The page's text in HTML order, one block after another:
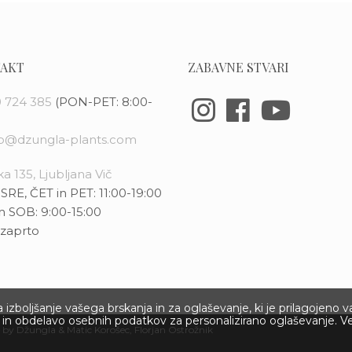
vašega brskanja in za oglaševanje, ki je prilagojeno
obdelavo osebnih podatkov za personalizirano oglaševanje.
724 385 (PON-PET: 8:00-
plants.com
135, Ljubljana Vič
ČET in PET: 11:00-19:00
SOB: 9:00-15:00
ZABAVNE STVARI
by Džungla & Matic Korošec , Florjan Ostrožnik